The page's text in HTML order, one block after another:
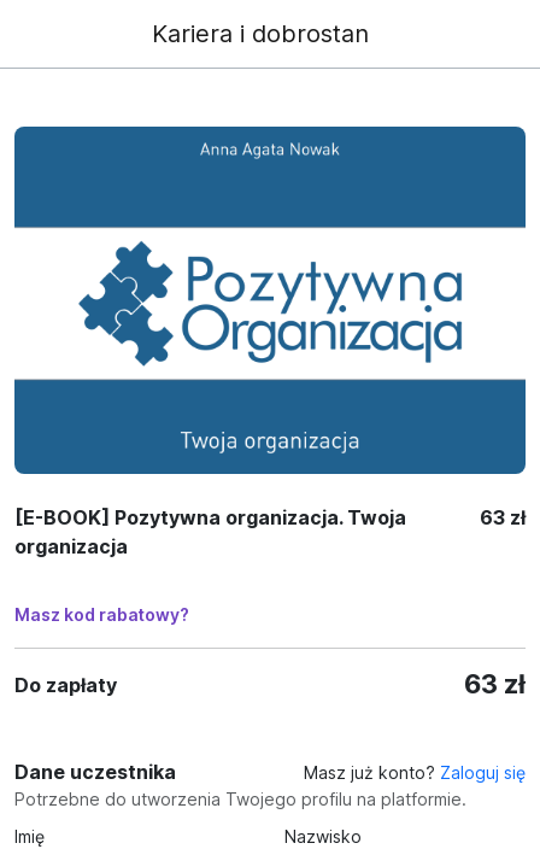
Kariera i dobrostan
[E-BOOK] Pozytywna organizacja. Twoja
organizacja
63 zł
Masz kod rabatowy?
Do zapłaty 63 zł
Dane uczestnika Masz już konto? Zaloguj się
Potrzebne do utworzenia Twojego profilu na platformie.
Imię
Nazwisko